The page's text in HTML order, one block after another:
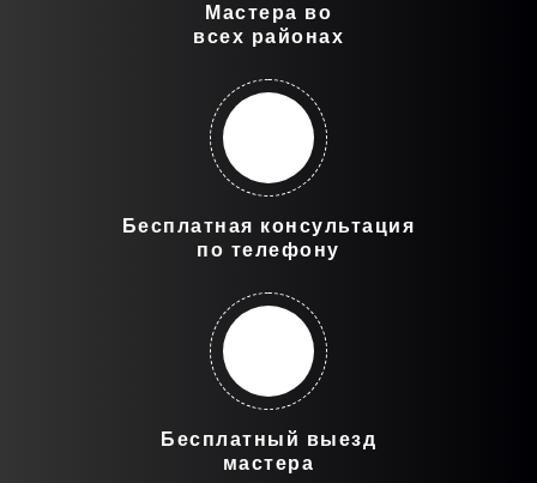
Мастера во
всех районах
Бесплатная консультация
по телефону
Бесплатный выезд
мастера